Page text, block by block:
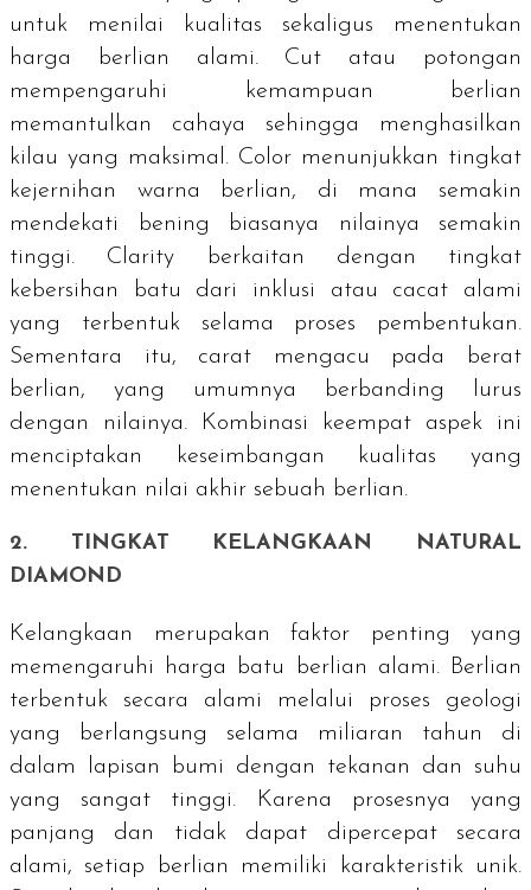
untuk menilai kualitas sekaligus menentukan
harga berlian alami. Cut atau potongan
mempengaruhi kemampuan berlian
memantulkan cahaya sehingga menghasilkan
kilau yang maksimal. Color menunjukkan tingkat
kejernihan warna berlian, di mana semakin
mendekati bening biasanya nilainya semakin
tinggi. Clarity
berkaitan dengan tingkat
kebersihan batu dari inklusi atau cacat alami
yang terbentuk selama proses pembentukan.
Sementara itu, carat mengacu pada berat
berlian, yang umumnya berbanding lurus
dengan nilainya. Kombinasi keempat aspek ini
menciptakan keseimbangan kualitas yang
menentukan nilai akhir sebuah berlian.
2. TINGKAT KELANGKAAN
NATURAL
DIAMOND
Kelangkaan merupakan faktor penting yang
memengaruhi harga batu berlian alami. Berlian
terbentuk secara alami melalui proses geologi
yang berlangsung selama miliaran tahun di
dalam lapisan bumi dengan tekanan dan suhu
yang sangat tinggi. Karena prosesnya yang
panjang dan tidak dapat dipercepat secara
alami, setiap berlian memiliki karakteristik unik.